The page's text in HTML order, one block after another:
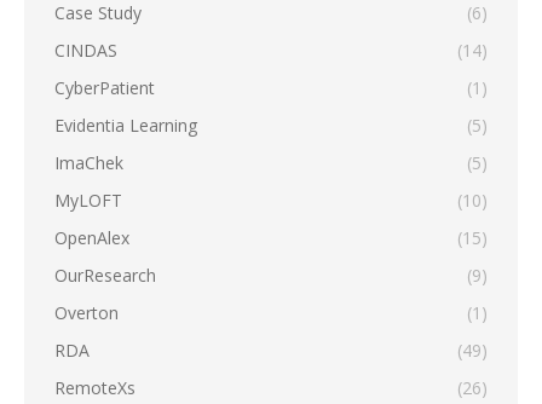
Case Study
(6)
CINDAS
(14)
CyberPatient
(1)
Evidentia Learning
(5)
ImaChek
(5)
MyLOFT
(10)
OpenAlex
(15)
OurResearch
(9)
Overton
(1)
RDA
(49)
RemoteXs
(26)